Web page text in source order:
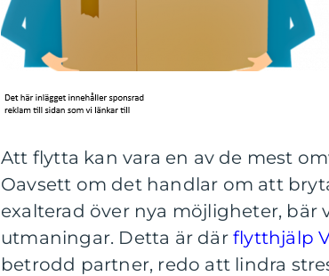
Att flytta kan vara en av de mest
Oavsett om det handlar om att
exalterad över nya möjligheter, bär
utmaningar. Detta är där flytthjälp
betrodd partner, redo att lindra